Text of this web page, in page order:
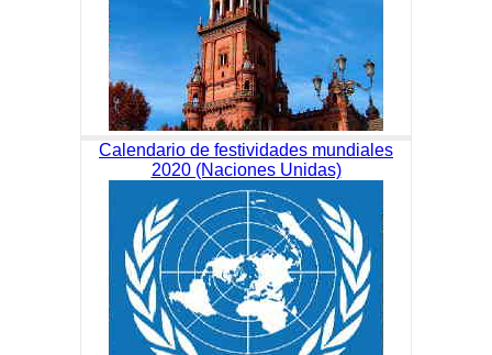
Calendario de festividades mundiales
2020 (Naciones Unidas)